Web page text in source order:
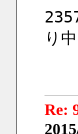
り
Re: